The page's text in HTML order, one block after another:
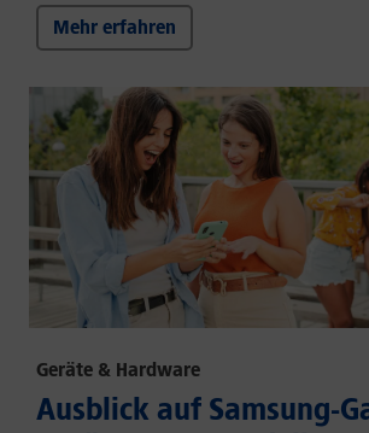
Mehr erfahren
Geräte & Hardware
Ausblick auf Samsung-